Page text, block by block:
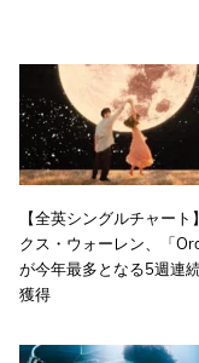
【全英シングルチャート
クス・ウォーレン、「
が今年最多となる5週連
獲得